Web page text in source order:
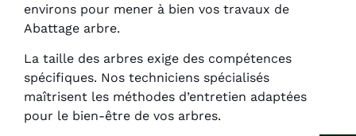
environs pour mener à bien vos travaux de
Abattage arbre.
La taille des arbres exige des compétences
spécifiques. Nos techniciens spécialisés
maîtrisent les méthodes d’entretien adaptées
pour le bien-être de vos arbres.